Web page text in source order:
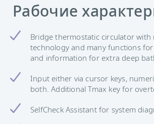
Рабочие
Bridge thermostatic circulator with
technology and many functions
and information for extra deep
Input either via cursor keys,
both. Additional Tmax key for
SelfCheck Assistant for system